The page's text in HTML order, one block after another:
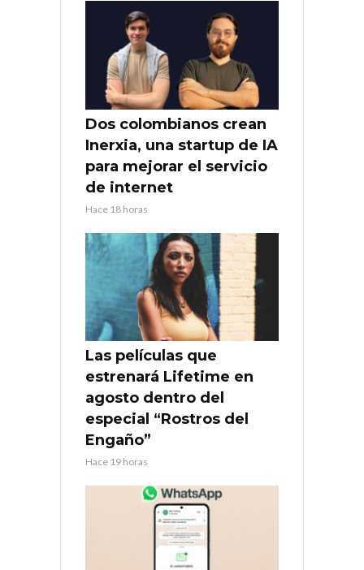
Dos colombianos crean
Inerxia, una startup de IA
para mejorar el servicio
de internet
Hace 18 horas
Las películas que
estrenará Lifetime en
agosto dentro del
especial “Rostros del
Engaño”
Hace 19 horas